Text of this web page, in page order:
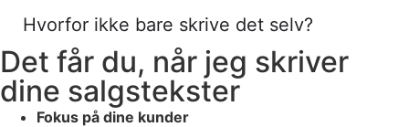
Hvorfor ikke bare skrive det selv?
Det får du, når jeg skriver
dine salgstekster
Fokus på dine kunder